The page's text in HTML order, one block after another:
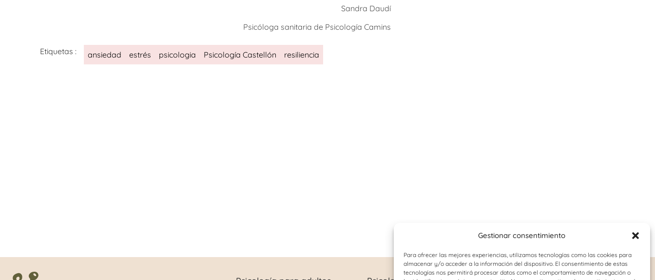
Gestionar consentimiento
Para ofrecer las mejores experiencias, utilizamos tecnologías como las cookies para
almacenar y/o acceder a la información del dispositivo. El consentimiento de estas
tecnologías nos permitirá procesar datos como el comportamiento de navegación o
Sandra Daudí
Psicóloga sanitaria de Psicología Camins
Etiquetas : ansiedad estrés psicologia Psicología Castellón resiliencia